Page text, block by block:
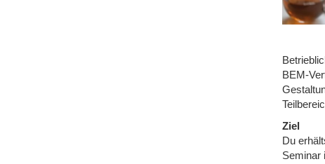
BEM-
Ziel
Du
Seminar